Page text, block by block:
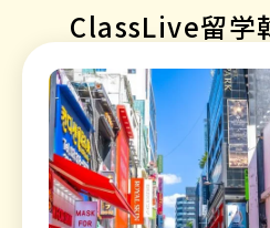
ClassLive留学